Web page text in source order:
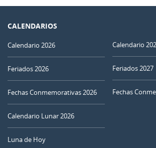
CALENDARIOS
Calendario 2026
Feriados 2026
Fechas Conmemorativas 2026
Calendario Lunar 2026
Luna de Hoy
Calendario
Feriados 2027
Fechas